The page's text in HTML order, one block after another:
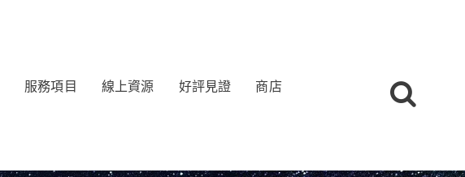
服務項目 線上資源 好評見證 商店